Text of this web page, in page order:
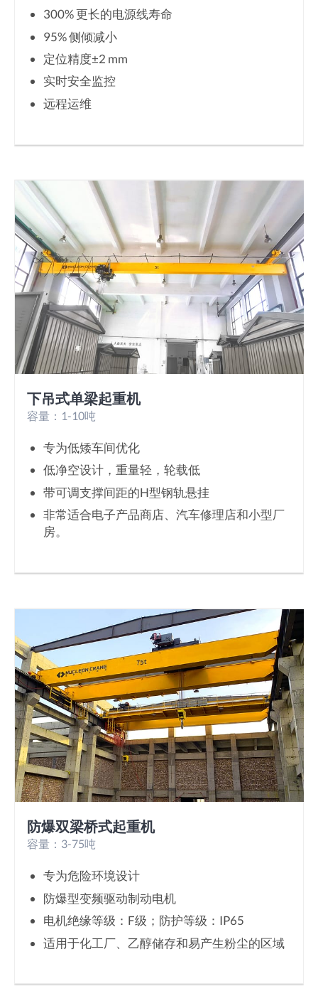
300% 更长的电源线寿命
95% 侧倾减小
定位精度±2 mm
实时安全监控
远程运维
下吊式单梁起重机
容量：1-10吨
专为低矮车间优化
低净空设计，重量轻，轮载低
带可调支撑间距的H型钢轨悬挂
非常适合电子产品商店、汽车修理店和小型厂
房。
防爆双梁桥式起重机
容量：3-75吨
专为危险环境设计
防爆型变频驱动制动电机
电机绝缘等级：F级；防护等级：IP65
适用于化工厂、乙醇储存和易产生粉尘的区域